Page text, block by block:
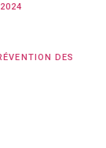
DES